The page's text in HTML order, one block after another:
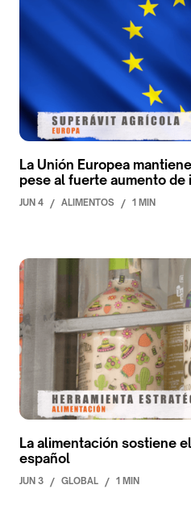
La Unión Europea
pese al fuerte aumento de
JUN 4 / ALIMENTOS / 1 MIN
La alimentación sostiene
español
JUN 3 / GLOBAL / 1 MIN